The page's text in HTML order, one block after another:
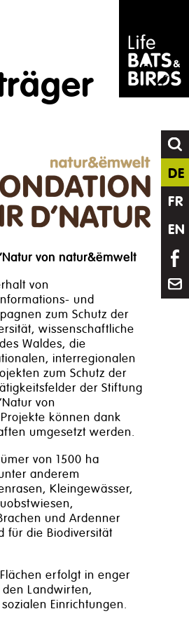
DE
FR
EN
von natur&ëmwelt
von
und
zum Schutz der
wissenschaftliche
Waldes, die
interregionalen
zum Schutz der
der Stiftung
von
können dank
umgesetzt werden.
von 1500 ha
anderem
Kleingewässer,
und Ardenner
für die Biodiversität
erfolgt in enger
Landwirten,
Einrichtungen.